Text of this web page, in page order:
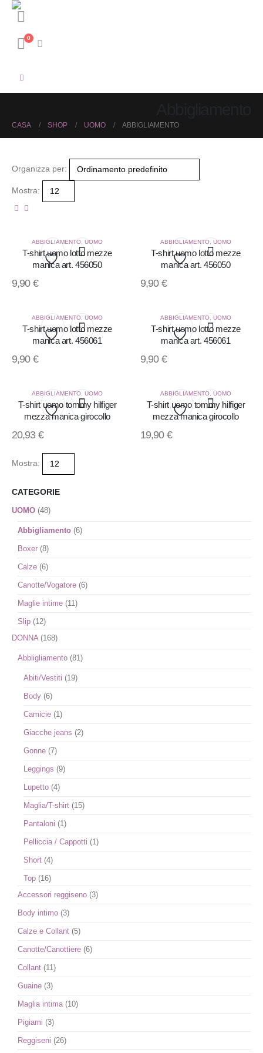
0
CASA SHOP UOMO ABBIGLIAMENTO
Organizza per:
Mostra:
lista
dei
ABBIGLIAMENTO UOMO
T-shirt uomo lotto mezze
manica art. 456050
9,90 €
lista
dei
ABBIGLIAMENTO UOMO
T-shirt uomo lotto mezze
manica art. 456050
9,90 €
lista
dei
desideri
ABBIGLIAMENTO UOMO
T-shirt uomo lotto mezze
manica art. 456061
9,90 €
lista
dei
desideri
ABBIGLIAMENTO UOMO
T-shirt uomo lotto mezze
manica art. 456061
9,90 €
Aggiungi
alla
lista
dei
desideri
ABBIGLIAMENTO UOMO
T-shirt uomo tommy hilfiger
mezza manica girocollo
20,93 €
Aggiungi
ABBIGLIAMENTO UOMO
T-shirt uomo tommy hilfiger
mezza manica girocollo
19,90 €
Mostra:
CATEGORIE
UOMO (48)
Abbigliamento (6)
Boxer (8)
Calze (6)
Canotte/Vogatore (6)
Maglie intime (11)
Slip (12)
DONNA (168)
Abbligliamento (81)
Abiti/Vestiti (19)
Body (6)
Camicie (1)
Giacche jeans (2)
Gonne (7)
Leggings (9)
Lupetto (4)
Maglia/T-shirt (15)
Pantaloni (1)
Pelliccia / Cappotti (1)
Short (4)
Top (16)
Accessori reggiseno (3)
Body intimo (3)
Calze e Collant (5)
Canotte/Canottiere (6)
Collant (11)
Guaine (3)
Maglia intima (10)
Pigiami (3)
Reggiseni (26)